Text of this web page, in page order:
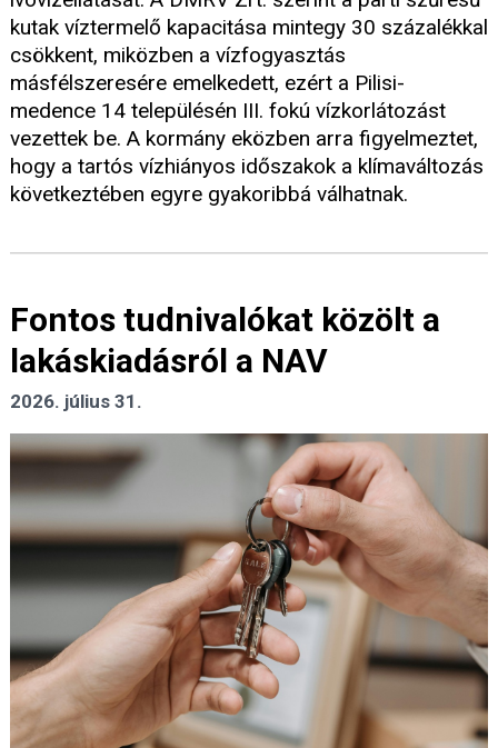
kutak víztermelő kapacitása mintegy 30 százalékkal
csökkent, miközben a vízfogyasztás
másfélszeresére emelkedett, ezért a Pilisi-
medence 14 településén III. fokú vízkorlátozást
vezettek be. A kormány eközben arra figyelmeztet,
hogy a tartós vízhiányos időszakok a klímaváltozás
következtében egyre gyakoribbá válhatnak.
Fontos tudnivalókat közölt a
lakáskiadásról a NAV
2026. július 31.